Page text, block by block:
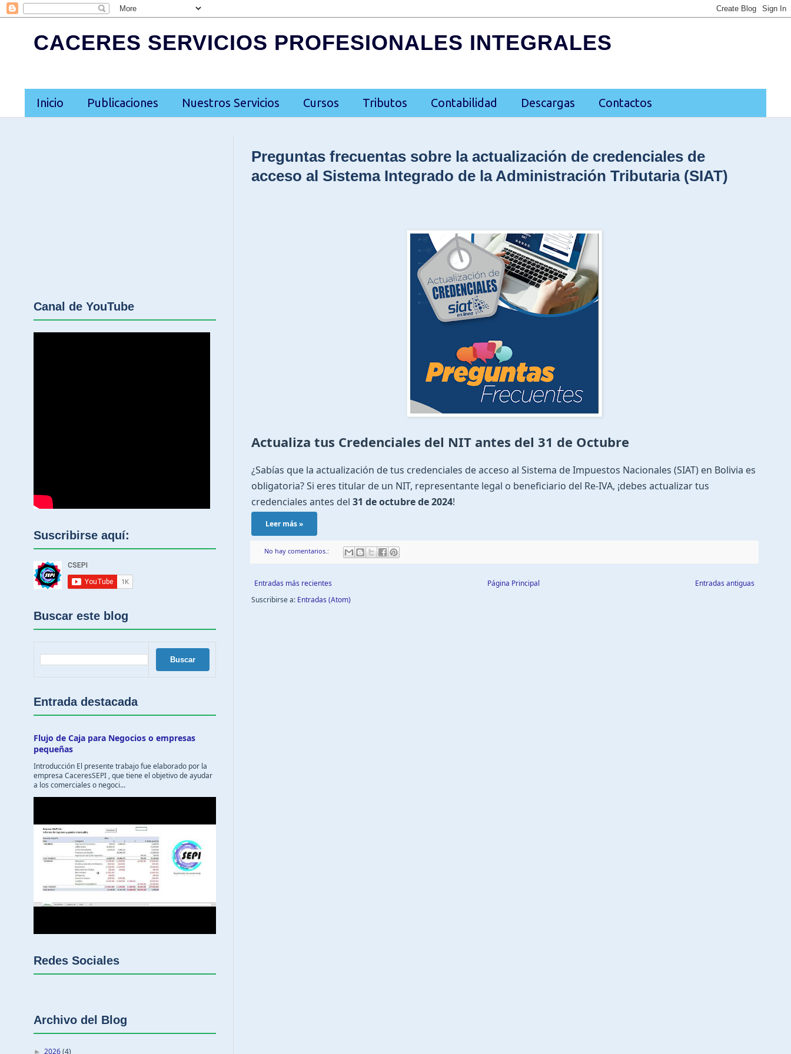
CACERES SERVICIOS PROFESIONALES INTEGRALES
Inicio Publicaciones Nuestros Servicios Cursos Tributos Contabilidad Descargas Contactos
Preguntas frecuentas sobre la actualización de credenciales de
acceso al Sistema Integrado de la Administración Tributaria (SIAT)
Actualiza tus Credenciales del NIT antes del 31 de Octubre
¿Sabías que la actualización de tus credenciales de acceso al Sistema de Impuestos Nacionales (SIAT) en Bolivia es
obligatoria? Si eres titular de un NIT, representante legal o beneficiario del Re-IVA, ¡debes actualizar tus
credenciales antes del 31 de octubre de 2024!
Leer más »
No hay comentarios.:
Entradas más recientes Entradas antiguas
Página Principal
Suscribirse a: Entradas (Atom)
Canal de YouTube
Suscribirse aquí:
Buscar este blog
Entrada destacada
Flujo de Caja para Negocios o empresas
pequeñas
Introducción El presente trabajo fue elaborado por la
empresa CaceresSEPI , que tiene el objetivo de ayudar
a los comerciales o negoci...
Redes Sociales
Archivo del Blog
► 2026(4)